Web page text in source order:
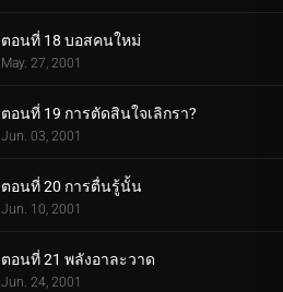
ตอนที่ 18 บอสคนใหม่
May. 27, 2001
ตอนที่ 19 การตัดสินใจเลิกรา?
Jun. 03, 2001
ตอนที่ 20 การตื่นรู้นั้น
Jun. 10, 2001
ตอนที่ 21 พลังอาละวาด
Jun. 24, 2001